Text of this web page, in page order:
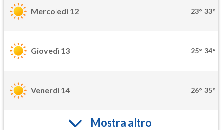
Mercoledì 12 23° 33°
Giovedì 13 25° 34°
Venerdì 14 26° 35°
Mostra altro